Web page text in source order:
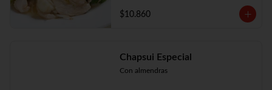
$10.860
Chapsui Especial
Con almendras